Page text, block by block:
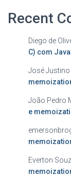
Recent
Diego de
C) com
José Justino
João Pedro
e
Everton